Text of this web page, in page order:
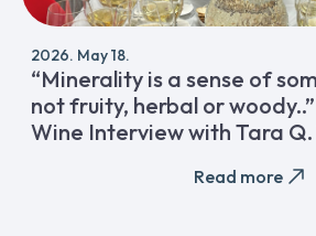
2026. May 18.
“Minerality is a sense of
not fruity, herbal or
Wine Interview with Tara
Read more